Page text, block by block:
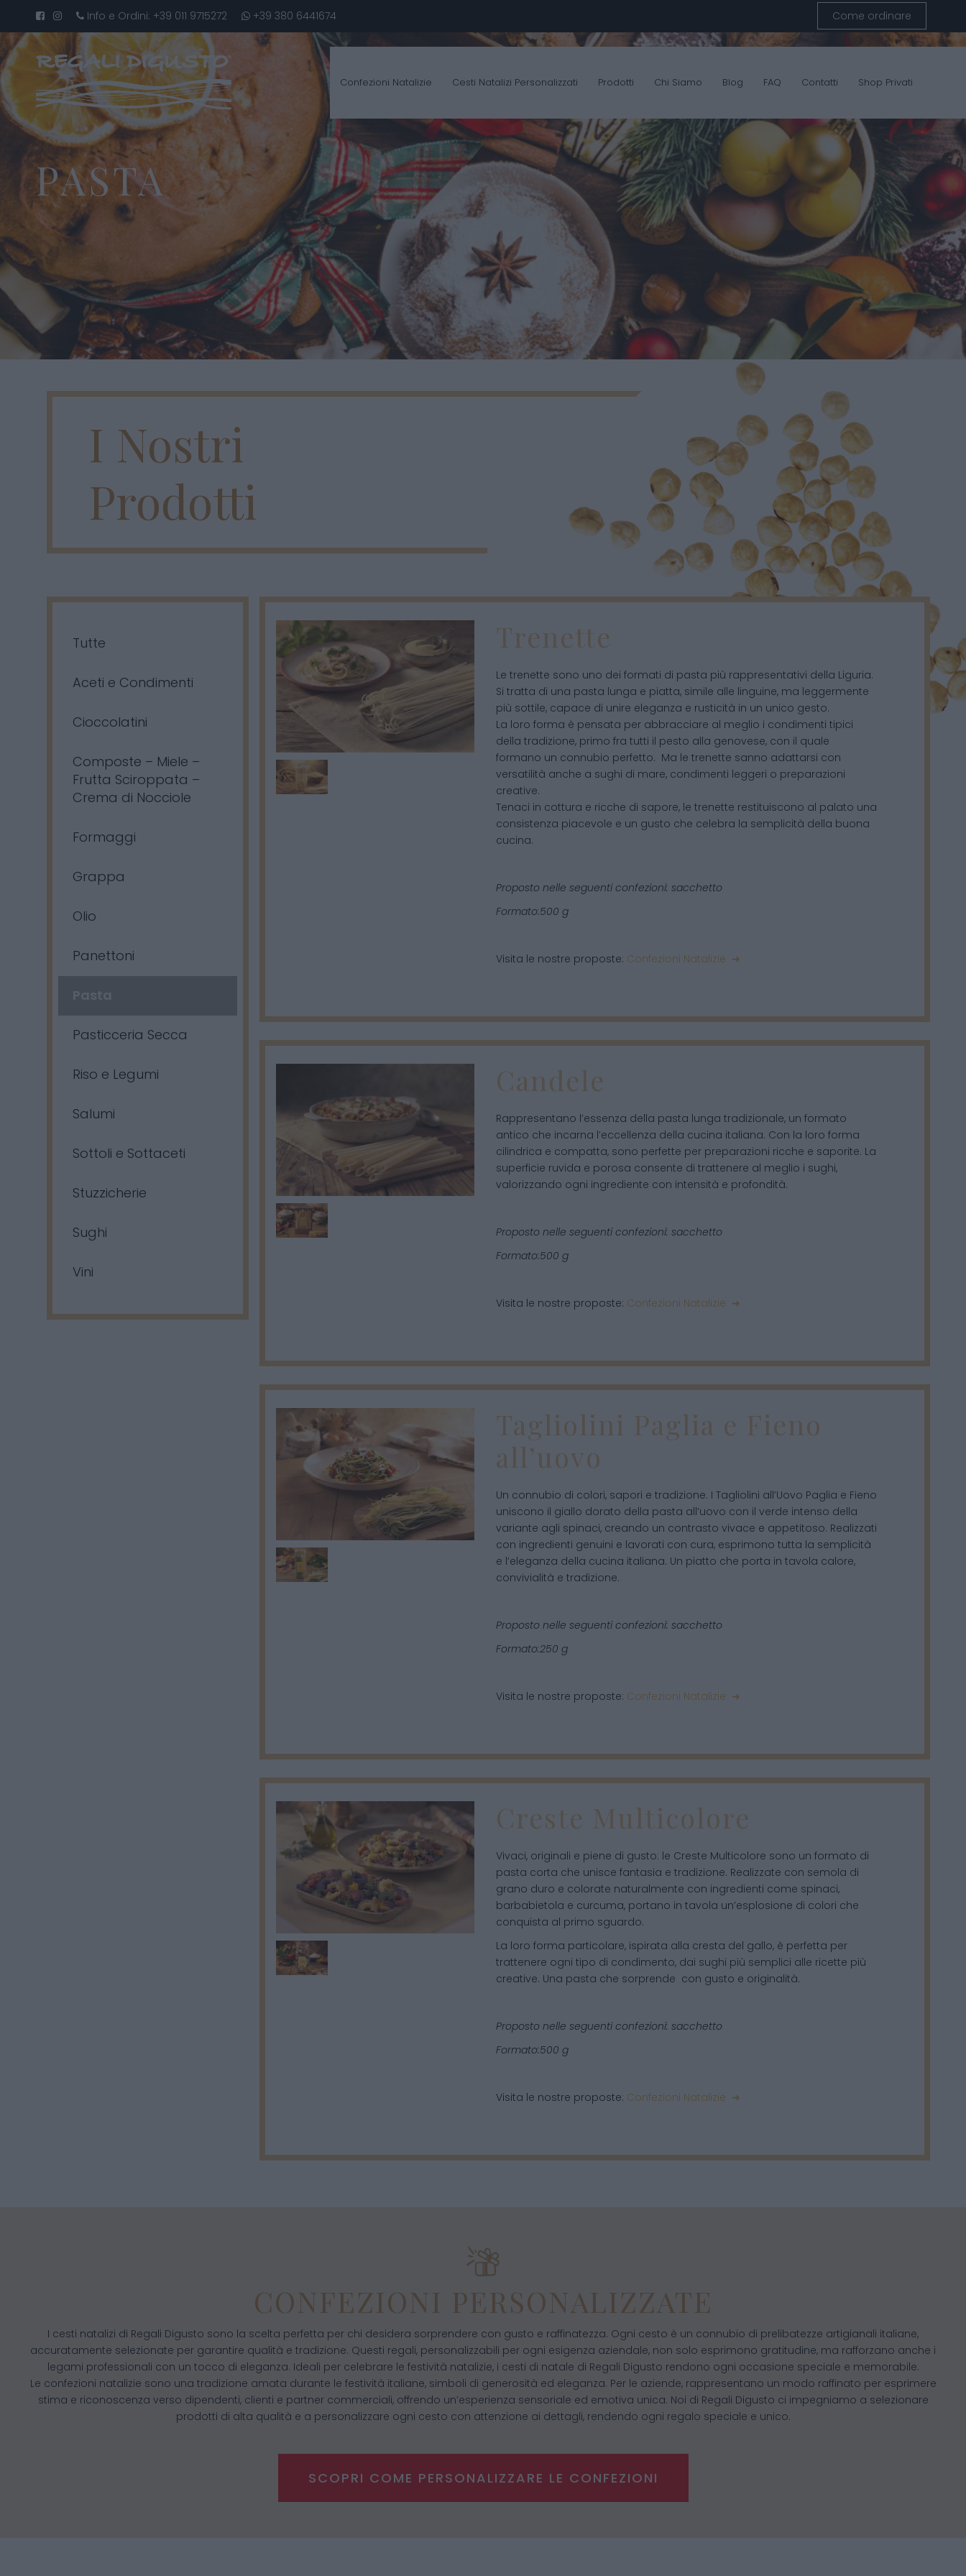
Info e Ordini: +39 011 9715272 +39 380 6441674 Come ordinare
Confezioni Natalizie Cesti Natalizi Personalizzati Prodotti Chi Siamo Blog FAQ Contatti Shop Privati
PASTA
I Nostri
Prodotti
Tutte
Aceti e Condimenti
Cioccolatini
Composte – Miele –
Frutta Sciroppata –
Crema di Nocciole
Formaggi
Grappa
Olio
Panettoni
Pasticceria Secca
Riso e Legumi
Salumi
Sottoli e Sottaceti
Stuzzicherie
Sughi
Vini
Trenette
Le trenette sono uno dei formati di pasta più rappresentativi della Liguria.
Si tratta di una pasta lunga e piatta, simile alle linguine, ma leggermente
più sottile, capace di unire eleganza e rusticità in un unico gesto.
La loro forma è pensata per abbracciare al meglio i condimenti tipici
della tradizione, primo fra tutti il pesto alla genovese, con il quale
formano un connubio perfetto. Ma le trenette sanno adattarsi con
versatilità anche a sughi di mare, condimenti leggeri o preparazioni
creative.
Tenaci in cottura e ricche di sapore, le trenette restituiscono al palato una
consistenza piacevole e un gusto che celebra la semplicità della buona
cucina.
Proposto nelle seguenti confezioni: sacchetto
Formato:500 g
Visita le nostre proposte: Confezioni Natalizie ➜
Candele
Rappresentano l’essenza della pasta lunga tradizionale, un formato
antico che incarna l’eccellenza della cucina italiana. Con la loro forma
cilindrica e compatta, sono perfette per preparazioni ricche e saporite. La
superficie ruvida e porosa consente di trattenere al meglio i sughi,
valorizzando ogni ingrediente con intensità e profondità.
Proposto nelle seguenti confezioni: sacchetto
Formato:500 g
Visita le nostre proposte: Confezioni Natalizie ➜
Tagliolini Paglia e Fieno
all’uovo
Un connubio di colori, sapori e tradizione. I Tagliolini all’Uovo Paglia e Fieno
uniscono il giallo dorato della pasta all’uovo con il verde intenso della
variante agli spinaci, creando un contrasto vivace e appetitoso. Realizzati
con ingredienti genuini e lavorati con cura, esprimono tutta la semplicità
e l’eleganza della cucina italiana. Un piatto che porta in tavola calore,
convivialità e tradizione.
Proposto nelle seguenti confezioni: sacchetto
Formato:250 g
Visita le nostre proposte: Confezioni Natalizie ➜
Creste Multicolore
Vivaci, originali e piene di gusto: le Creste Multicolore sono un formato di
pasta corta che unisce fantasia e tradizione. Realizzate con semola di
grano duro e colorate naturalmente con ingredienti come spinaci,
barbabietola e curcuma, portano in tavola un’esplosione di colori che
conquista al primo sguardo.
La loro forma particolare, ispirata alla cresta del gallo, è perfetta per
trattenere ogni tipo di condimento, dai sughi più semplici alle ricette più
creative. Una pasta che sorprende con gusto e originalità.
Proposto nelle seguenti confezioni: sacchetto
Formato:500 g
Visita le nostre proposte: Confezioni Natalizie ➜
CONFEZIONI PERSONALIZZATE
I cesti natalizi di Regali Digusto sono la scelta perfetta per chi desidera sorprendere con gusto e raffinatezza. Ogni cesto è un connubio di prelibatezze artigianali italiane,
accuratamente selezionate per garantire qualità e tradizione. Questi regali, personalizzabili per ogni esigenza aziendale, non solo esprimono gratitudine, ma rafforzano anche i
legami professionali con un tocco di eleganza. Ideali per celebrare le festività natalizie, i cesti di natale di Regali Digusto rendono ogni occasione speciale e memorabile.
Le confezioni natalizie sono una tradizione amata durante le festività italiane, simboli di generosità ed eleganza. Per le aziende, rappresentano un modo raffinato per esprimere
stima e riconoscenza verso dipendenti, clienti e partner commerciali, offrendo un’esperienza sensoriale ed emotiva unica. Noi di Regali Digusto ci impegniamo a selezionare
prodotti di alta qualità e a personalizzare ogni cesto con attenzione ai dettagli, rendendo ogni regalo speciale e unico.
SCOPRI COME PERSONALIZZARE LE CONFEZIONI